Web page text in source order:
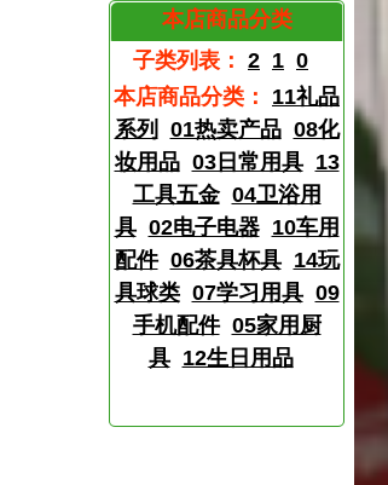
本店商品分类
子类列表： 2 1 0
本店商品分类：
11礼品
系列
01热卖产品 08化
妆用品 03日常用具 13
工具五金 04卫浴用
具 02电子电器 10车用
配件 06茶具杯具 14玩
具球类 07学习用具 09
手机配件 05家用厨
具 12生日用品